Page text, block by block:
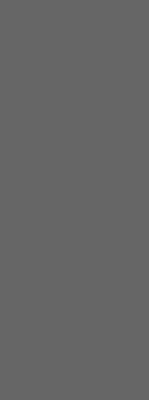
się